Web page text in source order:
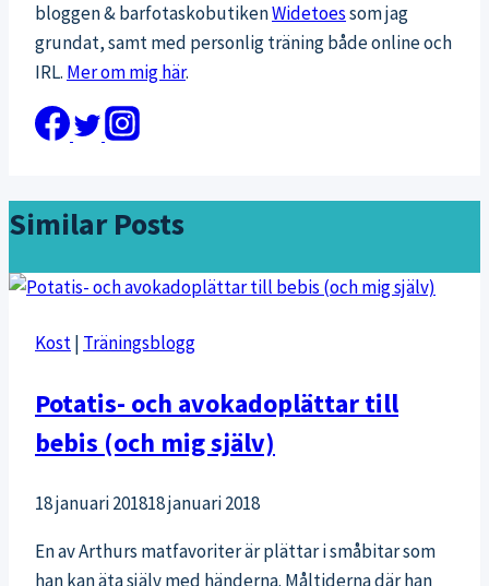
bloggen & barfotaskobutikenWidetoessom jag
grundat, samt med personlig träning både online och
IRL. Mer om mig här.
Similar Posts
Kost| Träningsblogg
Potatis- och avokadoplättar till
bebis (och mig själv)
18 januari 201818 januari 2018
En av Arthurs matfavoriter är plättar i småbitar som
han kan äta själv med händerna. Måltiderna där han